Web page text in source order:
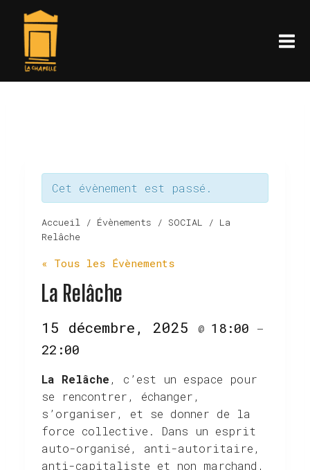
contenu
Cet évènement est passé.
Accueil / Évènements / SOCIAL / La
Relâche
« Tous les Évènements
La Relâche
15 décembre, 2025 @ 18:00 –
22:00
La Relâche , c’est un espace pour
se rencontrer, échanger,
s’organiser, et se donner de la
force collective. Dans un esprit
auto-organisé, anti-autoritaire,
anti-capitaliste et non marchand,